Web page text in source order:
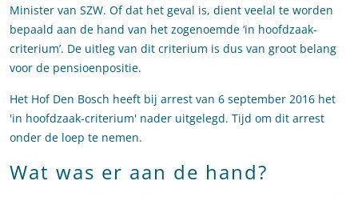
Minister van SZW. Of dat het geval is, dient veelal te worden
bepaald aan de hand van het zogenoemde ‘in hoofdzaak-
criterium’. De uitleg van dit criterium is dus van groot belang
voor de pensioenpositie.
Het Hof Den Bosch heeft bij arrest van 6 september 2016 het
'in hoofdzaak-criterium' nader uitgelegd. Tijd om dit arrest
onder de loep te nemen.
Wat was er aan de hand?